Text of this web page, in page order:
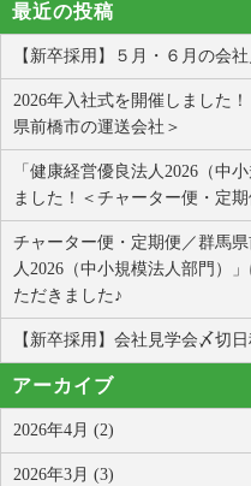
最近の投稿
【新卒採用】５月・６月の会
2026年入社式を開催しました
県前橋市の運送会社＞
「健康経営優良法人2026（中
ました！＜チャーター便・定
チャーター便・定期便／群馬
人2026（中小規模法人部門）
ただきました♪
【新卒採用】会社見学会〆切
アーカイブ
2026年4月 (2)
2026年3月 (3)